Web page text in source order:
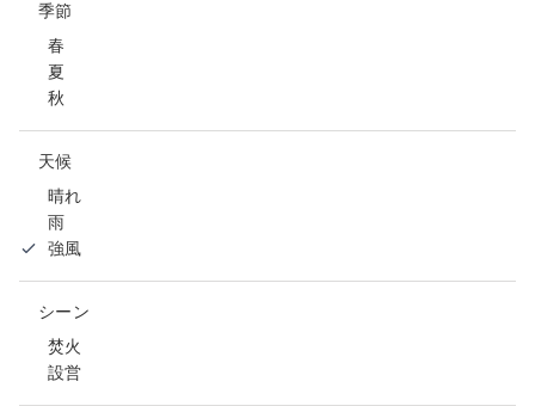
季節
春
夏
秋
天候
晴れ
雨
強風
シーン
焚火
設営